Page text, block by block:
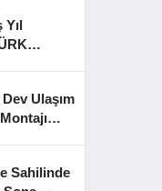
Ulaşım
Sahilinde